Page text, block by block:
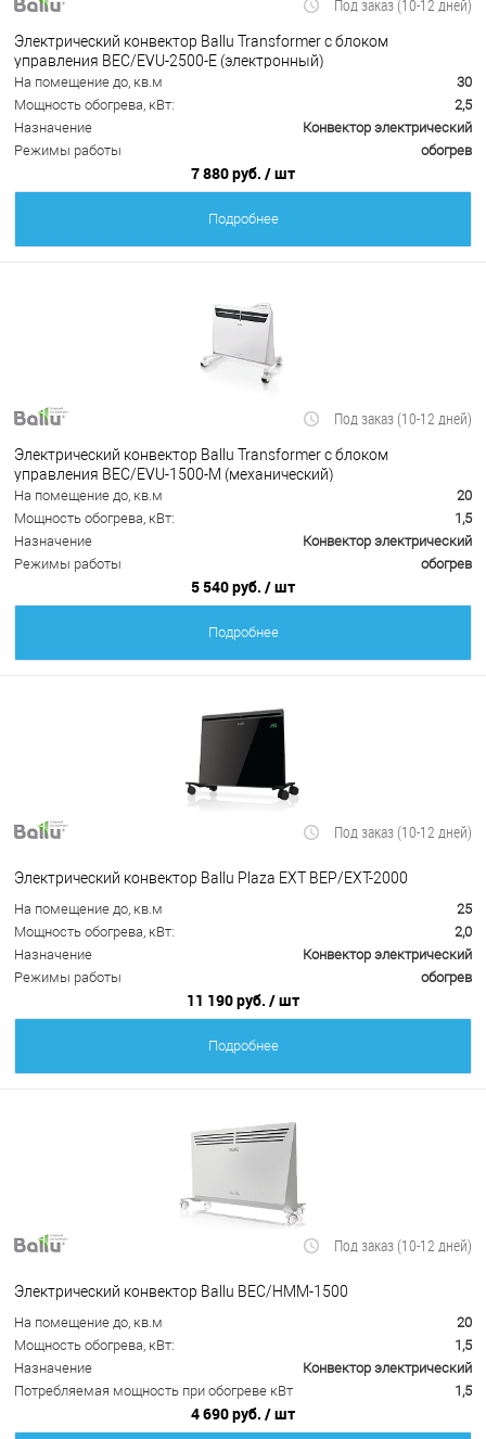
Под заказ (10-12 дней)
Электрический конвектор Ballu Transformer с блоком
управления BEC/EVU-2500-E (электронный)
На помещение до, кв.м
30
Мощность обогрева, кВт:
2,5
Назначение
Конвектор электрический
Режимы работы
обогрев
7 880 руб. / шт
Подробнее
Под заказ (10-12 дней)
Электрический конвектор Ballu Transformer с блоком
управления BEC/EVU-1500-M (механический)
На помещение до, кв.м
20
Мощность обогрева, кВт:
1,5
Назначение
Конвектор электрический
Режимы работы
обогрев
5 540 руб. / шт
Подробнее
Под заказ (10-12 дней)
Электрический конвектор Ballu Plaza EXT BEP/EXT-2000
На помещение до, кв.м
25
Мощность обогрева, кВт:
2,0
Назначение
Конвектор электрический
Режимы работы
обогрев
11 190 руб. / шт
Подробнее
Под заказ (10-12 дней)
Электрический конвектор Ballu BEC/HMM-1500
На помещение до, кв.м
20
Мощность обогрева, кВт:
1,5
Назначение
Конвектор электрический
Потребляемая мощность при обогреве кВт
1,5
4 690 руб. / шт